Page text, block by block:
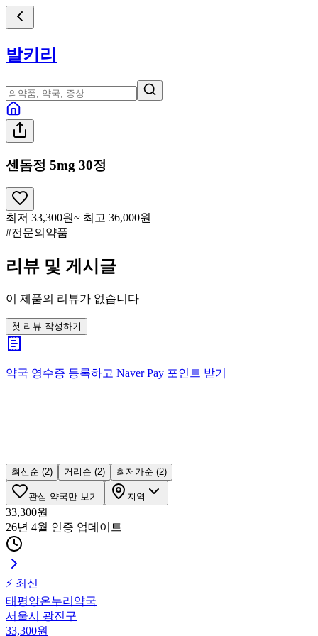
발키리
센돔정 5mg 30정
최저 33,300원~ 최고 36,000원
#전문의약품
리뷰 및 게시글
이 제품의 리뷰가 없습니다
첫 리뷰 작성하기
약국 영수증 등록하고 Naver Pay 포인트 받기
최신순 (2) 거리순 (2) 최저가순 (2)
관심 약국만 보기 지역
33,300원
26년 4월 인증 업데이트
⚡ 최신
태평양온누리약국
서울시 광진구
33,300원